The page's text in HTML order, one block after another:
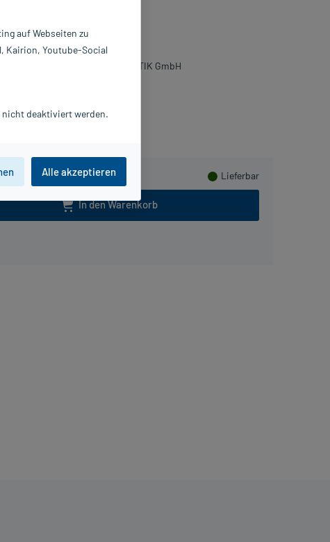
Lieferbar
In den Warenkorb
40 ml
17557416
PIERRE FABRE DERMO KOSMETIK GmbH
auf Webseiten zu
Kairion, Youtube-Social
deaktiviert werden.
Alle akzeptieren